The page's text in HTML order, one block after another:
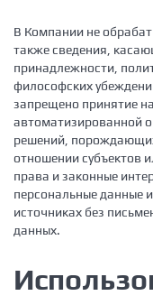
В Компании не
также сведения,
принадлежности,
философских
запрещено принятие
автоматизированной
решений,
отношении субъектов
права и законные
персональные данные
источниках без
данных.